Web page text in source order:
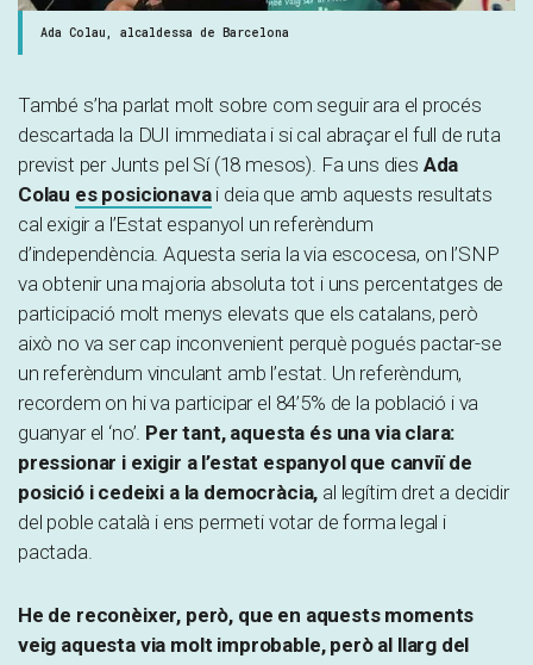
Ada Colau, alcaldessa de Barcelona
També s’ha parlat molt sobre com seguir ara el procés
descartada la DUI immediata i si cal abraçar el full de ruta
previst per Junts pel Sí (18 mesos). Fa uns dies Ada
Colau es posicionavai deia que amb aquests resultats
cal exigir a l’Estat espanyol un referèndum
d’independència. Aquesta seria la via escocesa, on l’SNP
va obtenir una majoria absoluta tot i uns percentatges de
participació molt menys elevats que els catalans, però
això no va ser cap inconvenient perquè pogués pactar-se
un referèndum vinculant amb l’estat. Un referèndum,
recordem on hi va participar el 84’5% de la població i va
guanyar el ‘no’. Per tant, aquesta és una via clara:
pressionar i exigir a l’estat espanyol que canviï de
posició i cedeixi a la democràcia, al legítim dret a decidir
del poble català i ens permeti votar de forma legal i
pactada.
He de reconèixer, però, que en aquests moments
veig aquesta via molt improbable, però al llarg del